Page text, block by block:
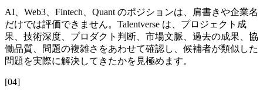
AI、Web3、Fintech、Quant のポジションは、肩書きや企業名
だけでは評価できません。Talentverse は、プロジェクト成
果、技術深度、プロダクト判断、市場文脈、過去の成果、協
働品質、問題の複雑さをあわせて確認し、候補者が類似した
問題を実際に解決してきたかを見極めます。
[04]